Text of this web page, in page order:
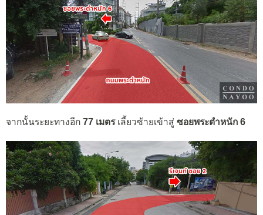
จากนั้นระยะทางอีก 77 เมตรเลี้ยวซ้ายเข้าสู่ ซอยพระตำหนัก 6